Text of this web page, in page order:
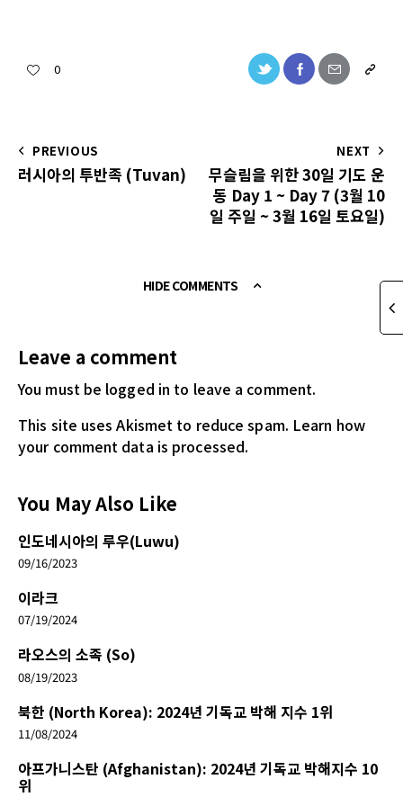
0
PREVIOUS
러시아의 투반족 (Tuvan)
NEXT
무슬림을 위한 30일 기도 운
동 Day 1 ~ Day 7 (3월 10
일 주일 ~ 3월 16일 토요일)
HIDE COMMENTS
Leave a comment
You must be logged in to leave a comment.
This site uses Akismet to reduce spam. Learn how
your comment data is processed.
You May Also Like
인도네시아의 루우(Luwu)
09/16/2023
이라크
07/19/2024
라오스의 소족 (So)
08/19/2023
북한 (North Korea): 2024년 기독교 박해 지수 1위
11/08/2024
아프가니스탄 (Afghanistan): 2024년 기독교 박해지수 10
위